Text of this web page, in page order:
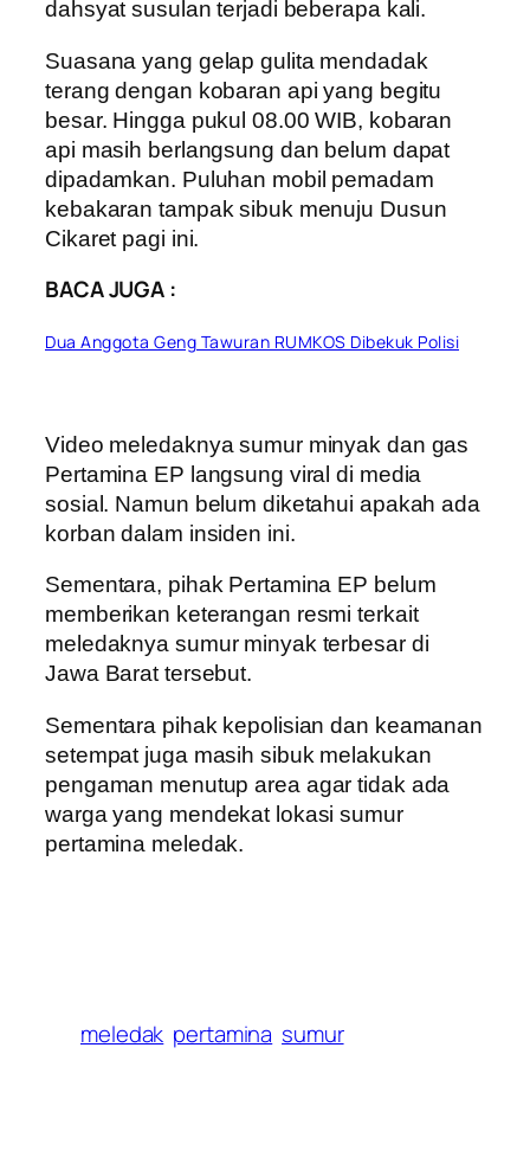
dahsyat susulan terjadi beberapa kali.
Suasana yang gelap gulita mendadak
terang dengan kobaran api yang begitu
besar. Hingga pukul 08.00 WIB, kobaran
api masih berlangsung dan belum dapat
dipadamkan. Puluhan mobil pemadam
kebakaran tampak sibuk menuju Dusun
Cikaret pagi ini.
BACA JUGA :
Dua Anggota Geng Tawuran RUMKOS Dibekuk Polisi
Video meledaknya sumur minyak dan gas
Pertamina EP langsung viral di media
sosial. Namun belum diketahui apakah ada
korban dalam insiden ini.
Sementara, pihak Pertamina EP belum
memberikan keterangan resmi terkait
meledaknya sumur minyak terbesar di
Jawa Barat tersebut.
Sementara pihak kepolisian dan keamanan
setempat juga masih sibuk melakukan
pengaman menutup area agar tidak ada
warga yang mendekat lokasi sumur
pertamina meledak.
meledak pertamina sumur